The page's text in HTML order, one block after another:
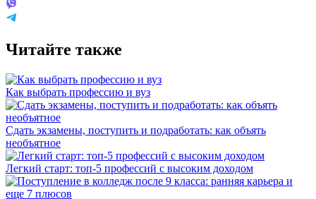
Читайте также
Как выбрать профессию и вуз
Сдать экзамены, поступить и подработать: как объять
необъятное
Легкий старт: топ-5 профессий с высоким доходом